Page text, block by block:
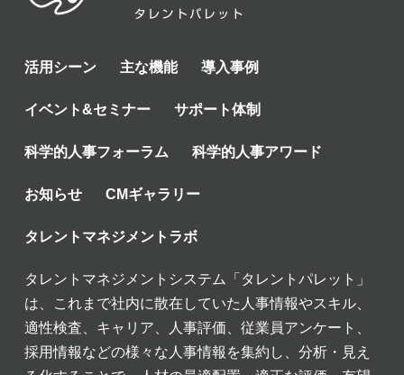
活用シーン 主な機能 導入事例
イベント&セミナー サポート体制
科学的人事フォーラム 科学的人事アワード
お知らせ CMギャラリー
タレントマネジメントラボ
タレントマネジメントシステム「タレントパレット」
は、これまで社内に散在していた人事情報やスキル、
適性検査、キャリア、人事評価、従業員アンケート、
採用情報などの様々な人事情報を集約し、分析・見え